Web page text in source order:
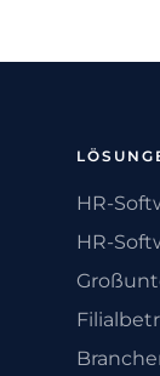
HR-
HR-